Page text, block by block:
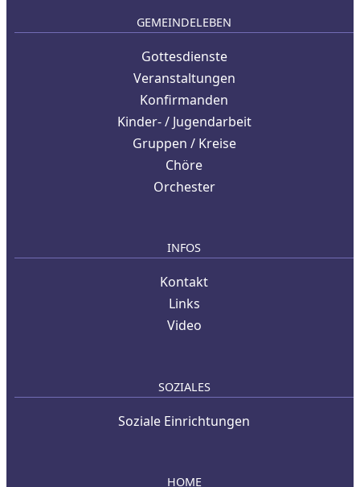
GEMEINDELEBEN
Gottesdienste
Veranstaltungen
Konfirmanden
Kinder- / Jugendarbeit
Gruppen / Kreise
Chöre
Orchester
INFOS
Kontakt
Links
Video
SOZIALES
Soziale Einrichtungen
HOME